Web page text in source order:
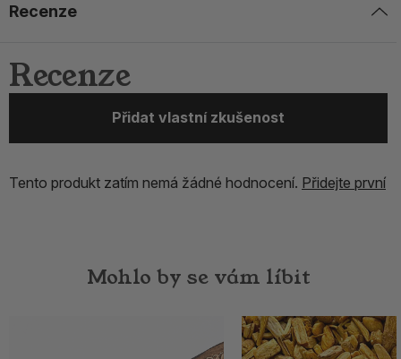
Recenze
Recenze
Přidat vlastní zkušenost
Tento produkt zatím nemá žádné hodnocení. Přidejte první
Mohlo by se vám líbit